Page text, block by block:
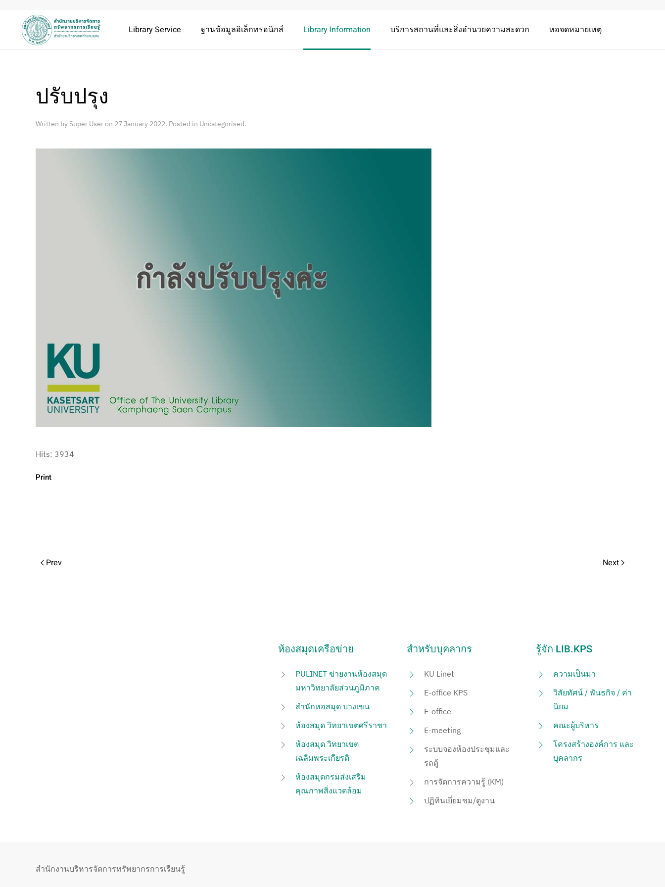
Library Service ฐานข้อมูลอิเล็กทรอนิกส์ Library Information บริการสถานที่และสิ่งอำนวยความสะดวก หอจดหมายเหตุ
ปรับปรุง
Written by Super User on 27 January 2022. Posted in Uncategorised.
Hits: 3934
Print
Prev Next
ห้องสมุดเครือข่าย
PULINET ข่ายงานห้องสมุด
มหาวิทยาลัยส่วนภูมิภาค
สำนักหอสมุด บางเขน
ห้องสมุด วิทยาเขตศรีราชา
ห้องสมุด วิทยาเขต
เฉลิมพระเกียรติ
ห้องสมุดกรมส่งเสริม
คุณภาพสิ่งแวดล้อม
สำหรับบุคลากร
KU Linet
E-office KPS
E-office
E-meeting
ระบบจองห้องประชุมและ
รถตู้
การจัดการความรู้ (KM)
ปฏิทินเยี่ยมชม/ดูงาน
รู้จัก LIB.KPS
ความเป็นมา
วิสัยทัศน์ / พันธกิจ / ค่า
นิยม
คณะผู้บริหาร
โครงสร้างองค์การ และ
บุคลากร
สำนักงานบริหารจัดการทรัพยากรการเรียนรู้